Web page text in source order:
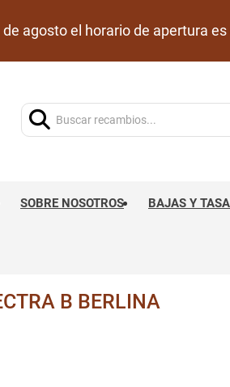
de agosto el horario de apertura
SOBRE NOSOTROS BAJAS Y
B BERLINA